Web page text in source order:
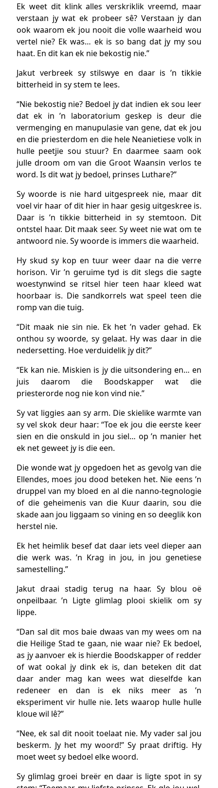
Ek weet dit klink alles verskriklik vreemd, maar
verstaan jy wat ek probeer sê? Verstaan jy dan
ook waarom ek jou nooit die volle waarheid wou
vertel nie? Ek was… ek is so bang dat jy my sou
haat. En dit kan ek nie bekostig nie.”
Jakut verbreek sy stilswye en daar is ’n tikkie
bitterheid in sy stem te lees.
“Nie bekostig nie? Bedoel jy dat indien ek sou leer
dat ek in ’n laboratorium geskep is deur die
vermenging en manupulasie van gene, dat ek jou
en die priesterdom en die hele Neanietiese volk in
hulle peetjie sou stuur? En daarmee saam ook
julle droom om van die Groot Waansin verlos te
word. Is dit wat jy bedoel, prinses Luthare?”
Sy woorde is nie hard uitgespreek nie, maar dit
voel vir haar of dit hier in haar gesig uitgeskree is.
Daar is ’n tikkie bitterheid in sy stemtoon. Dit
ontstel haar. Dit maak seer. Sy weet nie wat om te
antwoord nie. Sy woorde is immers die waarheid.
Hy skud sy kop en tuur weer daar na die verre
horison. Vir ’n geruime tyd is dit slegs die sagte
woestynwind se ritsel hier teen haar kleed wat
hoorbaar is. Die sandkorrels wat speel teen die
romp van die tuig.
“Dit maak nie sin nie. Ek het ’n vader gehad. Ek
onthou sy woorde, sy gelaat. Hy was daar in die
nedersetting. Hoe verduidelik jy dit?”
“Ek kan nie. Miskien is jy die uitsondering en… en
juis daarom die Boodskapper wat die
priesterorde nog nie kon vind nie.”
Sy vat liggies aan sy arm. Die skielike warmte van
sy vel skok deur haar: “Toe ek jou die eerste keer
sien en die onskuld in jou siel… op ’n manier het
ek net geweet jy is die een.
Die wonde wat jy opgedoen het as gevolg van die
Ellendes, moes jou dood beteken het. Nie eens ’n
druppel van my bloed en al die nanno-tegnologie
of die geheimenis van die Kuur daarin, sou die
skade aan jou liggaam so vining en so deeglik kon
herstel nie.
Ek het heimlik besef dat daar iets veel dieper aan
die werk was. ’n Krag in jou, in jou genetiese
samestelling.”
Jakut draai stadig terug na haar. Sy blou oë
onpeilbaar. ’n Ligte glimlag plooi skielik om sy
lippe.
“Dan sal dit mos baie dwaas van my wees om na
die Heilige Stad te gaan, nie waar nie? Ek bedoel,
as jy aanvoer ek is hierdie Boodskapper of redder
of wat ookal jy dink ek is, dan beteken dit dat
daar ander mag kan wees wat dieselfde kan
redeneer en dan is ek niks meer as ’n
eksperiment vir hulle nie. Iets waarop hulle hulle
kloue wil lê?”
“Nee, ek sal dit nooit toelaat nie. My vader sal jou
beskerm. Jy het my woord!” Sy praat driftig. Hy
moet weet sy bedoel elke woord.
Sy glimlag groei breër en daar is ligte spot in sy